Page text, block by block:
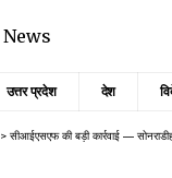
उत्तर प्रदेश देश
> सीआईएसएफ की बड़ी कार्रवाई —